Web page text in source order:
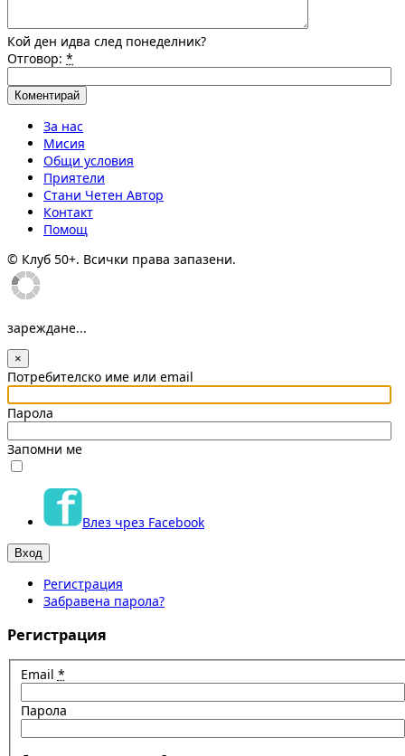
Кой ден идва след понеделник?
Отговор: *
За нас
Мисия
Общи условия
Приятели
Стани Четен Автор
Контакт
Помощ
© Клуб 50+. Всички права запазени.
зареждане...
×
Потребителско име или email
Парола
Запомни ме
Влез чрез Facebook
Регистрация
Забравена парола?
Регистрация
Email *
Парола